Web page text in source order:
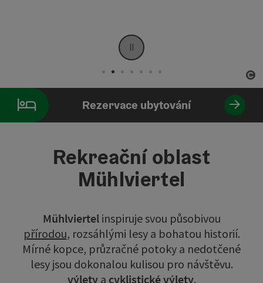
Stop
Element 2 od 7
Rezervace ubytování
Rekreační oblast
Mühlviertel
Mühlviertel inspiruje svou působivou
přírodou, rozsáhlými lesy a bohatou historií.
Mírné kopce, průzračné potoky a nedotčené
lesy jsou dokonalou kulisou pro návštěvu.
výletya cyklistické výlety.